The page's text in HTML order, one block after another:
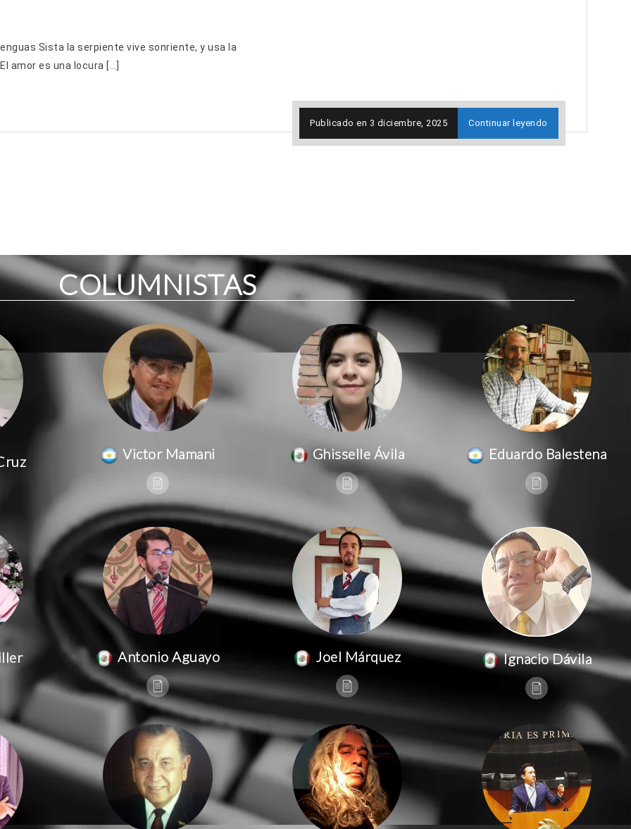
Sista la serpiente vive sonriente, y usa la
amor es una locura […]
Publicado en 3 diciembre, 2025 Continuar leyendo
COLUMNISTAS
Victor Mamani Ghisselle Ávila Eduardo Balestena
Antonio Aguayo Joel Márquez Ignacio Dávila